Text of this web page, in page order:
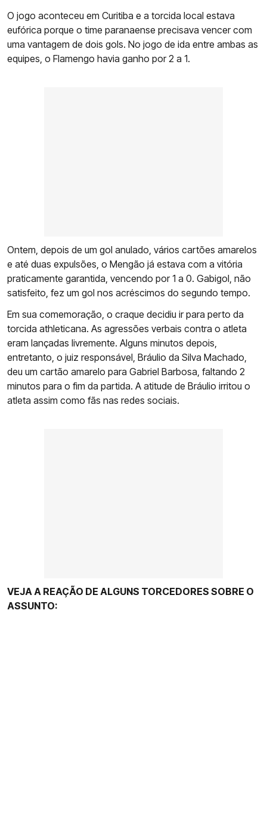
O jogo aconteceu em Curitiba e a torcida local estava
eufórica porque o time paranaense precisava vencer com
uma vantagem de dois gols. No jogo de ida entre ambas as
equipes, o Flamengo havia ganho por 2 a 1.
Ontem, depois de um gol anulado, vários cartões amarelos
e até duas expulsões, o Mengão já estava com a vitória
praticamente garantida, vencendo por 1 a 0. Gabigol, não
satisfeito, fez um gol nos acréscimos do segundo tempo.
Em sua comemoração, o craque decidiu ir para perto da
torcida athleticana. As agressões verbais contra o atleta
eram lançadas livremente. Alguns minutos depois,
entretanto, o juiz responsável, Bráulio da Silva Machado,
deu um cartão amarelo para Gabriel Barbosa, faltando 2
minutos para o fim da partida. A atitude de Bráulio irritou o
atleta assim como fãs nas redes sociais.
VEJA A REAÇÃO DE ALGUNS TORCEDORES SOBRE O
ASSUNTO: